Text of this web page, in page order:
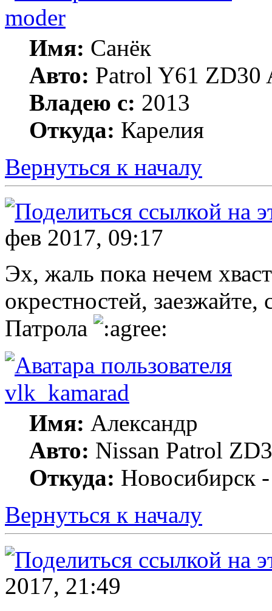
moder
Имя: Санёк
Авто: Patrol Y61 ZD30
Владею с: 2013
Откуда: Карелия
Вернуться к началу
фев 2017, 09:17
Эх, жаль пока нечем
окрестностей,
Патрола
vlk_kamarad
Имя: Александр
Авто: Nissan Patrol
Откуда: Новосибирск
Вернуться к началу
2017, 21:49